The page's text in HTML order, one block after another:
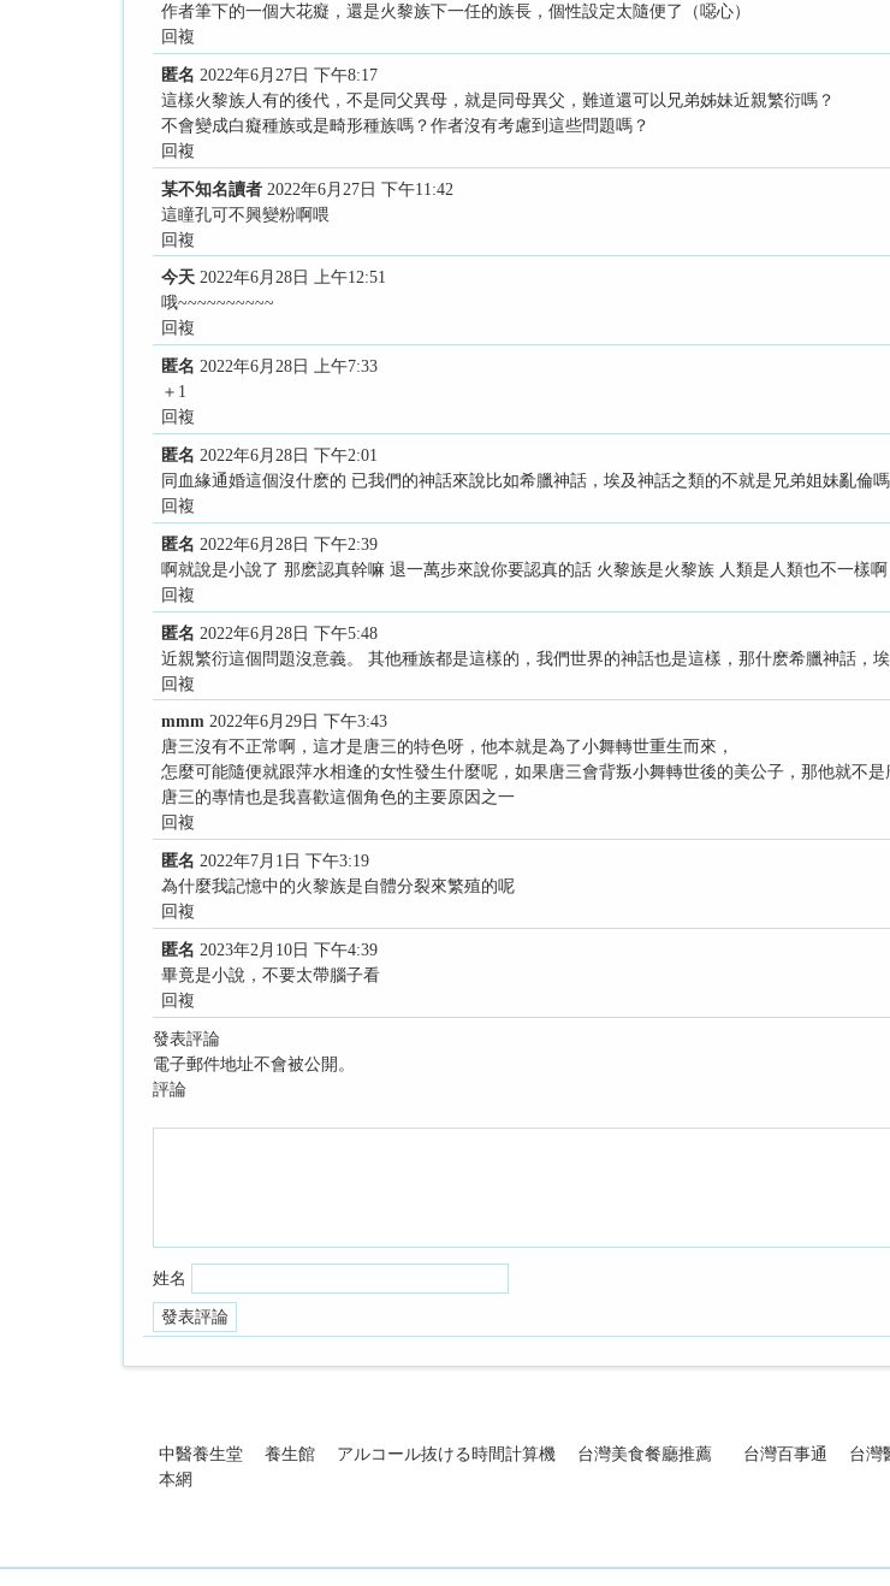
作者筆下的一個大花癡，還是火黎族下一任的族長，個性設定太隨便了（噁心）
回複
匿名 2022年6月27日 下午8:17
這樣火黎族人有的後代，不是同父異母，就是同母異父，難道還可以兄弟姊妹近親繁衍嗎？
不會變成白癡種族或是畸形種族嗎？作者沒有考慮到這些問題嗎？
回複
某不知名讀者 2022年6月27日 下午11:42
這瞳孔可不興變粉啊喂
回複
今天 2022年6月28日 上午12:51
哦~~~~~~~~~~
回複
匿名 2022年6月28日 上午7:33
＋1
回複
匿名 2022年6月28日 下午2:01
同血緣通婚這個沒什麽的 已我們的神話來說比如希臘神話，埃及神話之類的不就是兄弟姐妹亂倫
回複
匿名 2022年6月28日 下午2:39
啊就說是小說了 那麽認真幹嘛 退一萬步來說你要認真的話 火黎族是火黎族 人類是人類也不一樣啊
回複
匿名 2022年6月28日 下午5:48
近親繁衍這個問題沒意義。 其他種族都是這樣的，我們世界的神話也是這樣，那什麽希臘神話，埃
回複
mmm 2022年6月29日 下午3:43
唐三沒有不正常啊，這才是唐三的特色呀，他本就是為了小舞轉世重生而來，
怎麼可能隨便就跟萍水相逢的女性發生什麼呢，如果唐三會背叛小舞轉世後的美公子，那他就不是
唐三的專情也是我喜歡這個角色的主要原因之一
回複
匿名 2022年7月1日 下午3:19
為什麼我記憶中的火黎族是自體分裂來繁殖的呢
回複
匿名 2023年2月10日 下午4:39
畢竟是小說，不要太帶腦子看
回複
發表評論
電子郵件地址不會被公開。
評論
姓名
中醫養生堂 養生館 アルコール抜ける時間計算機 台灣美食餐廳推薦 台灣百事通 台灣
本網